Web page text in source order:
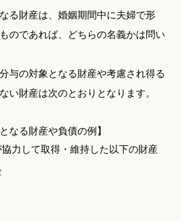
る財産は、婚姻期間中に夫婦で形
のであれば、どちらの名義かは問い
与の対象となる財産や考慮され得る
い財産は次のとおりとなります。
なる財産や負債の例】
力して取得・維持した以下の財産